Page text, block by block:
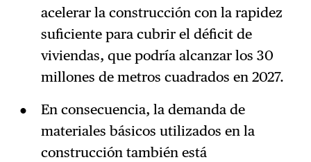
acelerar la construcción con la rapidez
suficiente para cubrir el déficit de
viviendas, que podría alcanzar los 30
millones de metros cuadrados en 2027.
En consecuencia, la demanda de
materiales básicos utilizados en la
construcción también está